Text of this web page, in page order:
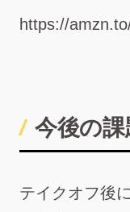
https://
今後の課
テイクオフ後